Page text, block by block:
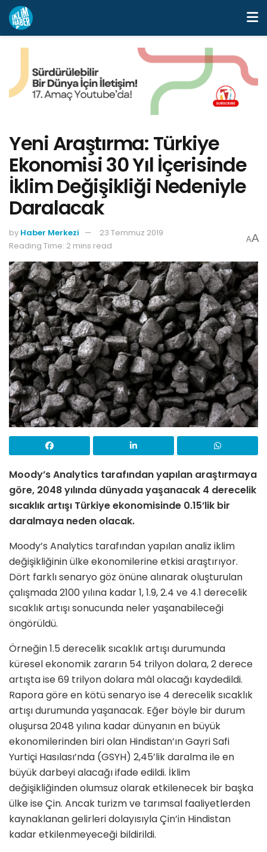
Yeni Araştırma: Türkiye
Ekonomisi 30 Yıl İçerisinde
İklim Değişikliği Nedeniyle
Daralacak
by Haber Merkezi
23 Temmuz 2019
Reading Time: 2 mins read
AA
Moody’s Analytics tarafından yapılan araştırmaya
göre, 2048 yılında dünyada yaşanacak 4 derecelik
sıcaklık artışı Türkiye ekonomisinde 0.15’lik bir
daralmaya neden olacak.
Moody’s Analytics tarafından yapılan analiz iklim
değişikliğinin ülke ekonomilerine etkisi araştırıyor.
Dört farklı senaryo göz önüne alınarak oluşturulan
çalışmada 2100 yılına kadar 1, 1.9, 2.4 ve 4.1 derecelik
sıcaklık artışı sonucunda neler yaşanabileceği
öngörüldü.
Örneğin 1.5 derecelik sıcaklık artışı durumunda
küresel ekonomik zararın 54 trilyon dolara, 2 derece
artışta ise 69 trilyon dolara mâl olacağı kaydedildi.
Rapora göre en kötü senaryo ise 4 derecelik sıcaklık
artışı durumunda yaşanacak. Eğer böyle bir durum
oluşursa 2048 yılına kadar dünyanın en büyük
ekonomilerinden biri olan Hindistan’ın Gayri Safi
Yurtiçi Hasılası’nda (GSYH) 2,45’lik daralma ile en
büyük darbeyi alacağı ifade edildi. İklim
değişikliğinden olumsuz olarak etkilenecek bir başka
ülke ise Çin. Ancak turizm ve tarımsal faaliyetlerden
kaynaklanan gelirleri dolayısıyla Çin’in Hindistan
kadar etkilenmeyeceği bildirildi.